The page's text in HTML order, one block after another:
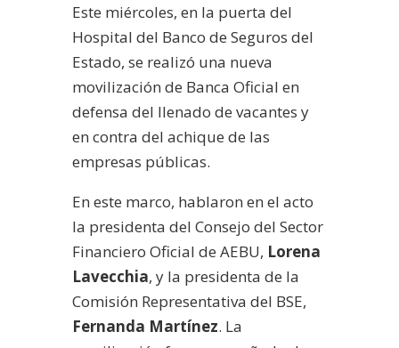
Este miércoles, en la puerta del
Hospital del Banco de Seguros del
Estado, se realizó una nueva
movilización de Banca Oficial en
defensa del llenado de vacantes y
en contra del achique de las
empresas públicas.
En este marco, hablaron en el acto
la presidenta del Consejo del Sector
Financiero Oficial de AEBU, Lorena
Lavecchia, y la presidenta de la
Comisión Representativa del BSE,
Fernanda Martínez. La